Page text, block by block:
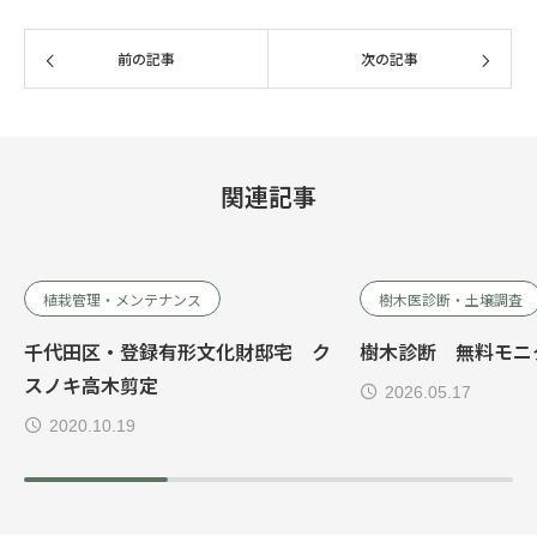
前の記事 次の記事
関連記事
植栽管理・メンテナンス
千代田区・登録有形文化財邸宅 ク
スノキ高木剪定
2020.10.19
樹木医診断・土壌調査
樹木診断 無料モニ
2026.05.17